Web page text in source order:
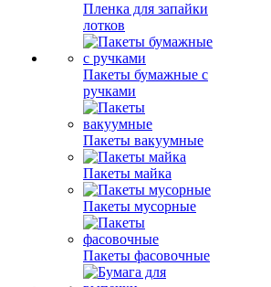
Пленка для запайки
лотков
Пакеты бумажные с
ручками
Пакеты вакуумные
Пакеты майка
Пакеты мусорные
Пакеты фасовочные